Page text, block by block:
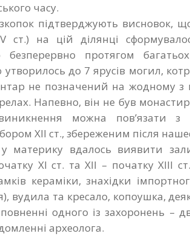
часу.
підтверджують висновок,
ст.) на цій ділянці
безперервно протягом
утворилось до 7 ярусів могил,
не позначений на жодному з
Напевно, він не був
можна пов’язати з
ХІІ ст., збереженим після
материку вдалось виявити
ХІ ст. та ХІІ – початку ХІІІ
кераміки, знахідки
вудила та кресало, копоушка,
одного із захоронень –
археолога.